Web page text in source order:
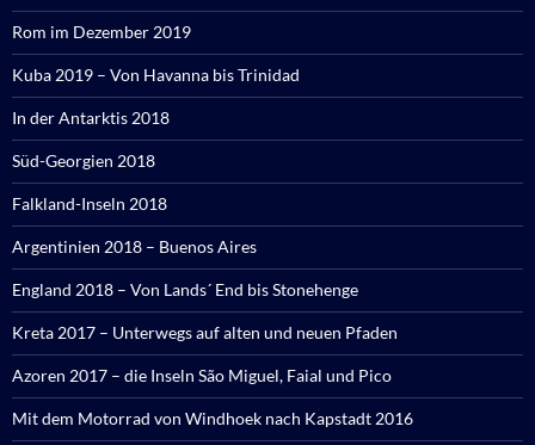
Rom im Dezember 2019
Kuba 2019 – Von Havanna bis Trinidad
In der Antarktis 2018
Süd-Georgien 2018
Falkland-Inseln 2018
Argentinien 2018 – Buenos Aires
England 2018 – Von Lands´ End bis Stonehenge
Kreta 2017 – Unterwegs auf alten und neuen Pfaden
Azoren 2017 – die Inseln São Miguel, Faial und Pico
Mit dem Motorrad von Windhoek nach Kapstadt 2016